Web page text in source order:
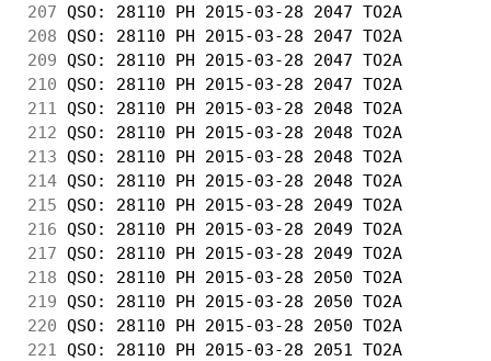
207 QSO: 28110 PH 2015-03-28 2047 TO2A
208 QSO: 28110 PH 2015-03-28 2047 TO2A
209 QSO: 28110 PH 2015-03-28 2047 TO2A
210 QSO: 28110 PH 2015-03-28 2047 TO2A
211
QSO: 28110 PH 2015-03-28 2048 TO2A
212 QSO: 28110 PH 2015-03-28 2048 TO2A
213 QSO: 28110 PH 2015-03-28 2048 TO2A
214 QSO: 28110 PH 2015-03-28 2048 TO2A
215 QSO: 28110 PH 2015-03-28 2049 TO2A
216 QSO: 28110 PH 2015-03-28 2049 TO2A
217 QSO: 28110 PH 2015-03-28 2049 TO2A
218 QSO: 28110 PH 2015-03-28 2050 TO2A
219 QSO: 28110 PH 2015-03-28 2050 TO2A
220 QSO: 28110 PH 2015-03-28 2050 TO2A
221
QSO: 28110 PH 2015-03-28 2051 TO2A